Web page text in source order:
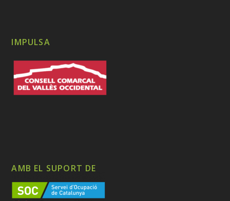
IMPULSA
AMB EL SUPORT DE